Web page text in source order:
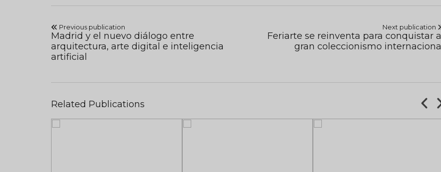
Previous publication
Madrid y el nuevo diálogo entre
arquitectura, arte digital e inteligencia
artificial
Next publication
Feriarte se reinventa para conquistar al
gran coleccionismo internacional
Related Publications